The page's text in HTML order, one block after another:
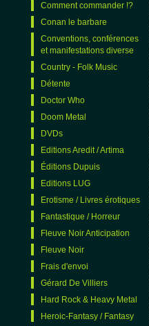
Comment commander !?
Conan le barbare
Conventions, conférences
et manifestations diverse
Country - Folk Music
Détente
Doctor Who
Doom Metal
DVDs
Editions Aredit / Artima
Éditions Dupuis
Editions LUG
Erotisme / Livres érotiques
Fantastique / Horreur
Fleuve Noir Anticipation
Fleuve Noir
Frais d'envoi
Gérard De Villiers
Hard Rock & Heavy Metal
Heroic-Fantasy / Fantasy